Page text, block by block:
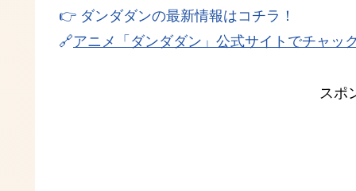
👉 ダンダダンの最新情報はコチラ！
🔗アニメ「ダンダダン」公式サイトでチャック
スポ